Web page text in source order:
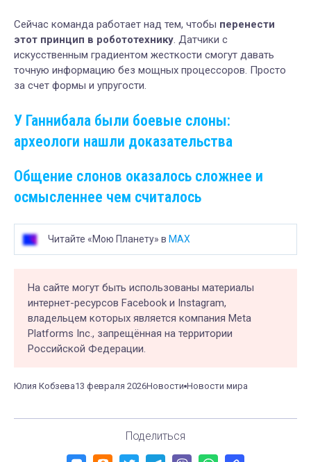
Сейчас команда работает над тем, чтобы перенести
этот принцип в робототехнику. Датчики с
искусственным градиентом жесткости смогут давать
точную информацию без мощных процессоров. Просто
за счет формы и упругости.
У Ганнибала были боевые слоны:
археологи нашли доказательства
Общение слонов оказалось сложнее и
осмысленнее чем считалось
Читайте «Мою Планету» в MAX
На сайте могут быть использованы материалы
интернет-ресурсов Facebook и Instagram,
владельцем которых является компания Meta
Platforms Inc., запрещённая на территории
Российской Федерации.
Юлия Кобзева13 февраля 2026Новости Новости мира
Поделиться